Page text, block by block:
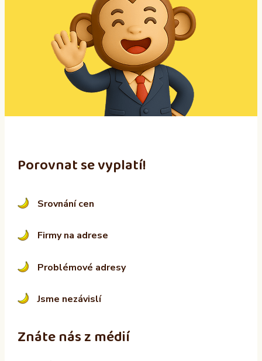
:
Porovnat se vyplatí!
Srovnání cen
Firmy na adrese
Problémové adresy
Jsme nezávislí
Znáte nás z médií